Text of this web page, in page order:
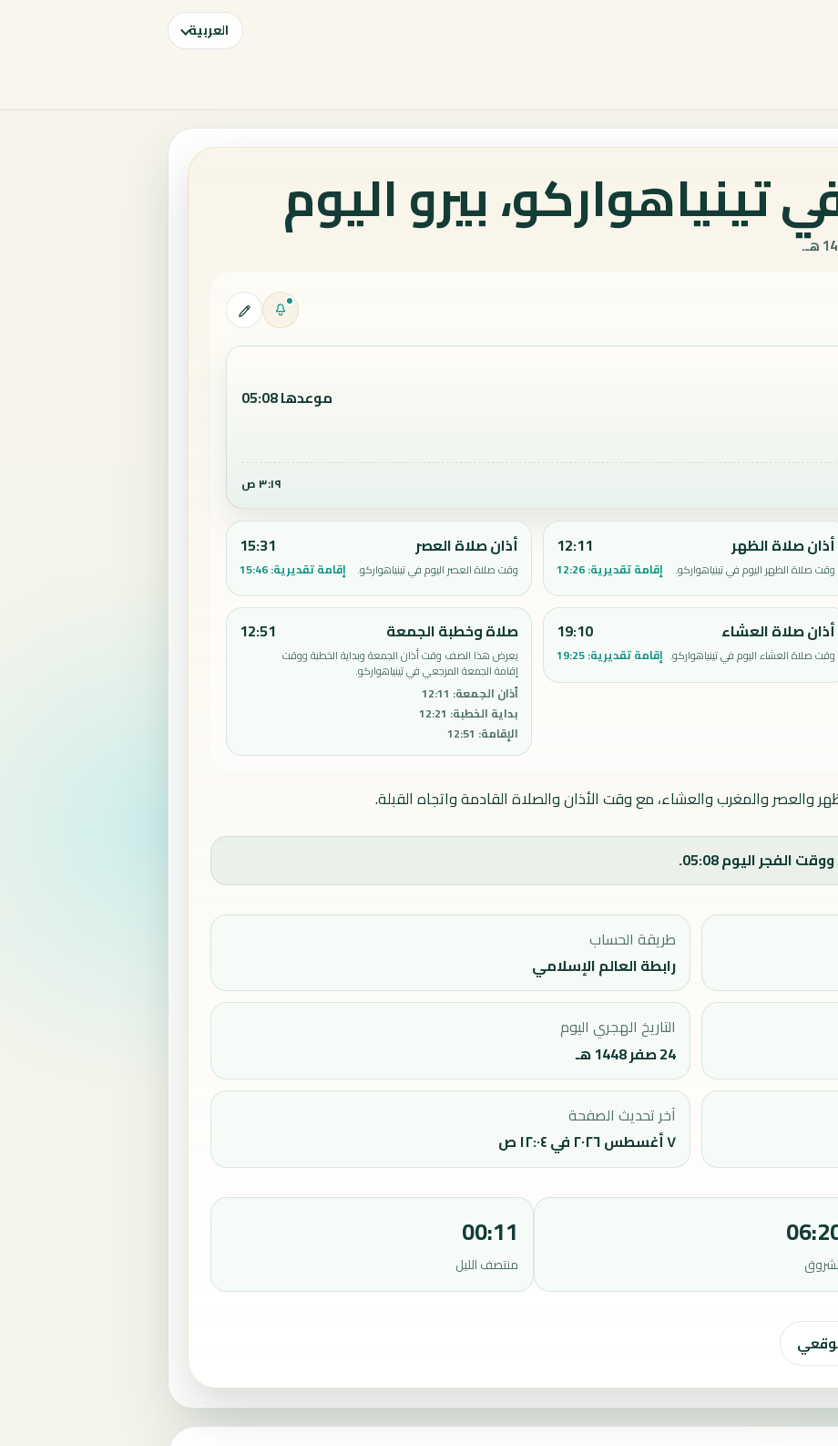
العربية
تينياهواركو، بيرو اليوم
موعدها 05:08
٣:١٩ ص
أذان صلاة الظهر
وقت صلاة الظهر اليوم في تينياهواركو.
12:11
إقامة تقديرية:12:26
أذان صلاة العصر
وقت صلاة العصر اليوم في تينياهواركو.
15:31
إقامة تقديرية:15:46
أذان صلاة العشاء
وقت صلاة العشاء اليوم في تينياهواركو.
19:10
إقامة تقديرية:19:25
صلاة وخطبة الجمعة
يعرض هذا الصف وقت أذان الجمعة وبداية الخطبة ووقت
إقامة الجمعة المرجعي في تينياهواركو.
أذان الجمعة:
12:11
بداية الخطبة:
12:21
الإقامة:
12:51
12:51
والعصر والمغرب والعشاء، مع وقت الأذان والصلاة القادمة واتجاه القبلة.
طريقة الحساب
رابطة العالم الإسلامي
التاريخ الهجري اليوم
24 صفر 1448 هـ
آخر تحديث الصفحة
٧ أغسطس ٢٠٢٦ في ١٢:٠٤ ص
00:11
منتصف الليل